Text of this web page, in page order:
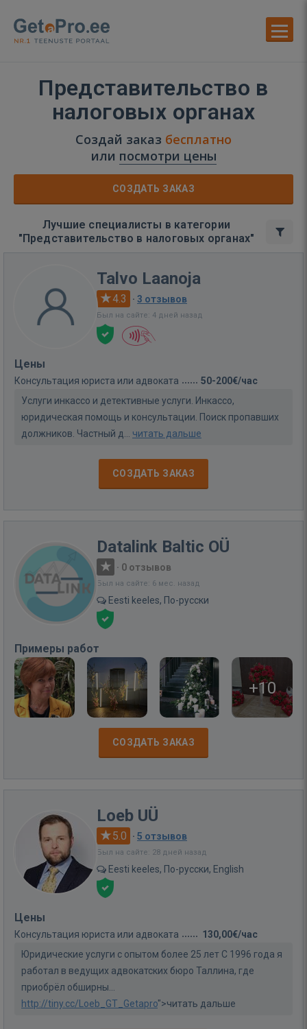
Представительство в
налоговых органах
Создай заказ бесплатно
или посмотри цены
СОЗДАТЬ ЗАКАЗ
Лучшие специалисты в категории
"Представительство в налоговых органах"
Talvo Laanoja
4.3 · 3 отзывов
Был на сайте: 4 дней назад
Цены
Консультация юриста или адвоката
50-200€/час
Услуги инкассо и детективные услуги. Инкассо,
юридическая помощь и консультации. Поиск пропавших
должников. Частный д... читать дальше
СОЗДАТЬ ЗАКАЗ
Datalink Baltic OÜ
· 0 отзывов
Был на сайте: 6 мес. назад
Eesti keeles, По-русски
Примеры работ
+10
СОЗДАТЬ ЗАКАЗ
Loeb UÜ
5.0 · 5 отзывов
Был на сайте: 28 дней назад
Eesti keeles, По-русски, English
Цены
Консультация юриста или адвоката
130,00€/час
Юридические услуги с опытом более 25 лет С 1996 года я
работал в ведущих адвокатских бюро Таллина, где
приобрёл обширны...
http://tiny.cc/Loeb_GT_Getapro">читать дальше